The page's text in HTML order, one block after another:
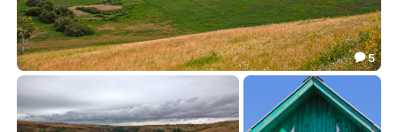
820
43.43
 5